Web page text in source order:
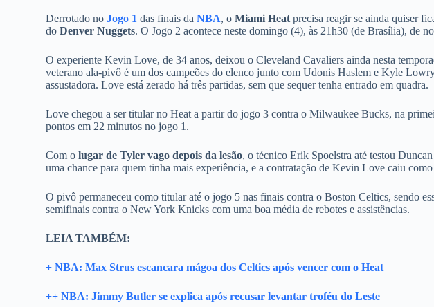
Derrotado noJogo 1 das finais daNBA, oMiami Heat precisa reagir se ainda quiser
doDenver Nuggets. O Jogo 2 acontece neste domingo (4), às 21h30 (de Brasília), de
O experiente Kevin Love, de 34 anos, deixou o Cleveland Cavaliers ainda nesta
veterano ala-pivô é um dos campeões do elenco junto com Udonis Haslem e Kyle
assustadora. Love está zerado há três partidas, sem que sequer tenha entrado em quadra.
Love chegou a ser titular no Heat a partir do jogo 3 contra o Milwaukee Bucks, na
pontos em 22 minutos no jogo 1.
Com olugar de Tyler vago depois da lesão, o técnico Erik Spoelstra até testou
uma chance para quem tinha mais experiência, e a contratação de Kevin Love caiu
O pivô permaneceu como titular até o jogo 5 nas finais contra o Boston Celtics, sendo
semifinais contra o New York Knicks com uma boa média de rebotes e assistências.
LEIA TAMBÉM:
+ NBA: Max Strus escancara mágoa dos Celtics após vencer com o Heat
++ NBA: Jimmy Butler se explica após recusar levantar troféu do Leste